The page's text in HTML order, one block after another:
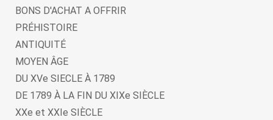
BONS D'ACHAT A OFFRIR
PRÉHISTOIRE
ANTIQUITÉ
MOYEN ÂGE
DU XVe SIECLE À 1789
DE 1789 À LA FIN DU XIXe SIÈCLE
XXe et XXIe SIÈCLE